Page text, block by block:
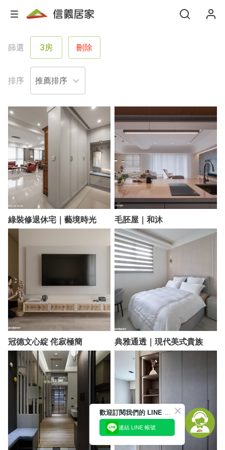
篩選 3房 刪除
排序
綠裝修退休宅｜藝境時光 毛胚屋｜和沐
冠德文心綻 侘寂極簡 典雅通透｜現代美式貴族
歡迎訂閱我們的 LINE 官方帳號
連結 LINE 帳號